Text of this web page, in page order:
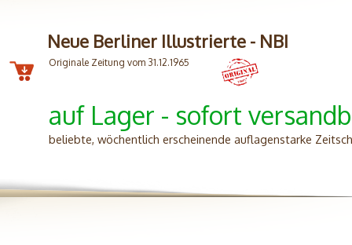
Neue Berliner Illustrierte - NBI
Originale Zeitung vom 31.12.1965
auf Lager - sofort
beliebte, wöchentlich erscheinende auflagenstarke